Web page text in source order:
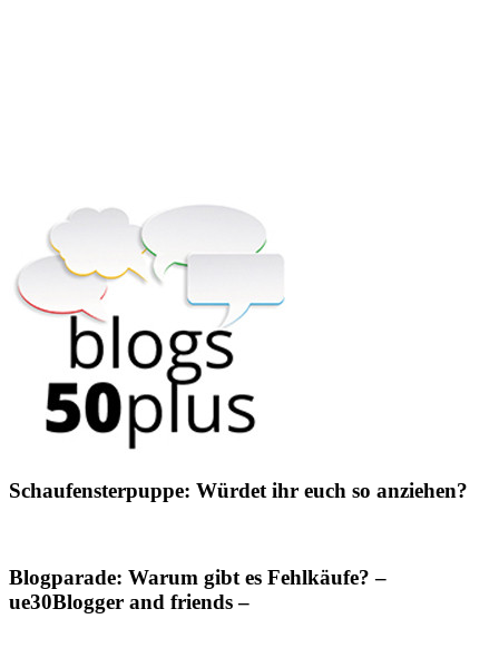
Schaufensterpuppe: Würdet ihr euch so anziehen?
Blogparade: Warum gibt es Fehlkäufe? –
ue30Blogger and friends –